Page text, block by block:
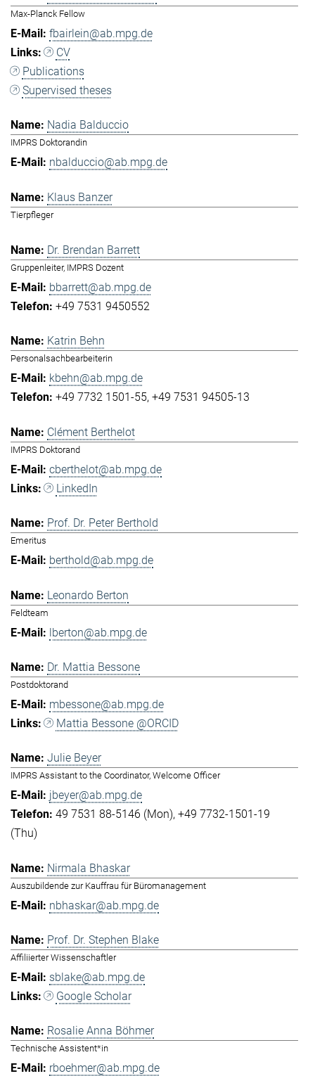
Max-Planck Fellow
fbairlein@ab.mpg.de
CV
Publications
Supervised theses
Nadia Balduccio
IMPRS Doktorandin
nbalduccio@ab.mpg.de
Klaus Banzer
Tierpfleger
Dr. Brendan Barrett
Gruppenleiter, IMPRS Dozent
bbarrett@ab.mpg.de
+49 7531 9450552
Katrin Behn
Personalsachbearbeiterin
kbehn@ab.mpg.de
+49 7732 1501-55 +49 7531 94505-13
Clément Berthelot
IMPRS Doktorand
cberthelot@ab.mpg.de
LinkedIn
Prof. Dr. Peter Berthold
Emeritus
berthold@ab.mpg.de
Leonardo Berton
Feldteam
lberton@ab.mpg.de
Dr. Mattia Bessone
Postdoktorand
mbessone@ab.mpg.de
Mattia Bessone @ORCID
Julie Beyer
IMPRS Assistant to the Coordinator, Welcome Officer
jbeyer@ab.mpg.de
49 7531 88-5146 (Mon) +49 7732-1501-19
(Thu)
Nirmala Bhaskar
Auszubildende zur Kauffrau für Büromanagement
nbhaskar@ab.mpg.de
Prof. Dr. Stephen Blake
Affiliierter Wissenschaftler
sblake@ab.mpg.de
Google Scholar
Rosalie Anna Böhmer
Technische Assistent*in
rboehmer@ab.mpg.de